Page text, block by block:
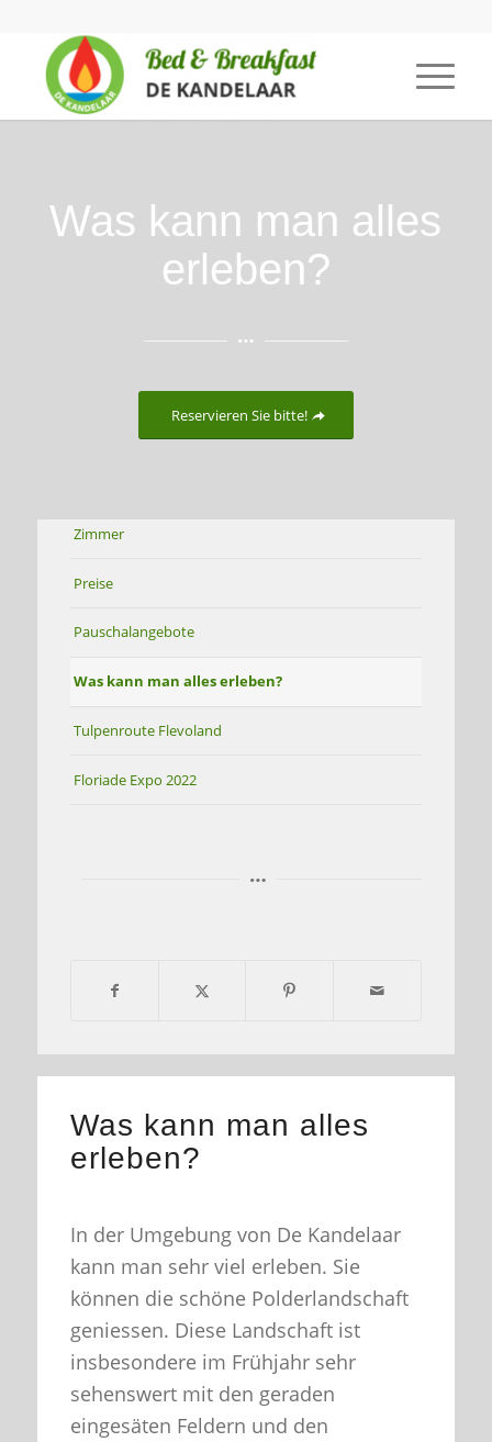
Was kann man alles
erleben?
Reservieren Sie bitte!
Zimmer
Preise
Pauschalangebote
Was kann man alles erleben?
Tulpenroute Flevoland
Floriade Expo 2022
Was kann man alles
erleben?
In der Umgebung von De Kandelaar
kann man sehr viel erleben. Sie
können die schöne Polderlandschaft
geniessen. Diese Landschaft ist
insbesondere im Frühjahr sehr
sehenswert mit den geraden
eingesäten Feldern und den